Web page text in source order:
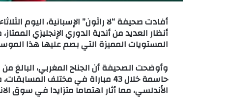
أفادت صحيفة “لا راثون” الإسبانية، اليوم
أنظار العديد من أندية الدوري الإنجليزي
المستويات المميزة التي بصم عليها هذا
حاسمة خلال 43 مباراة في مختلف
الأندلسي، مما أثار اهتماما متزايدا في سوق